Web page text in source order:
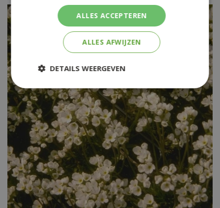
ALLES ACCEPTEREN
ALLES AFWIJZEN
DETAILS WEERGEVEN